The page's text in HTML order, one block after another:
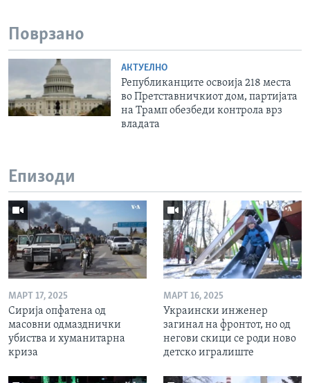
Поврзано
АКТУЕЛНО
Републиканците освоија 218 места
во Претставничкиот дом, партијата
на Трамп обезбеди контрола врз
владата
Епизоди
МАРТ 17, 2025
Сирија опфатена од
масовни одмазднички
убиства и хуманитарна
криза
МАРТ 16, 2025
Украински инженер
загинал на фронтот, но од
негови скици се роди ново
детско игралиште